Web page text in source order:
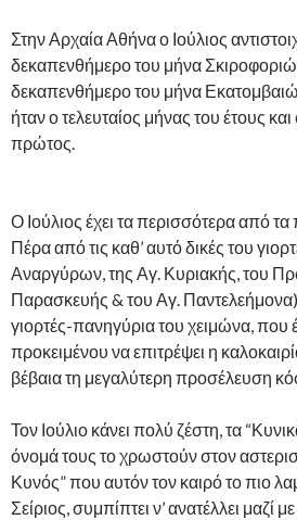
Στην Αρχαία Αθήνα ο Ιούλιος
δεκαπενθήμερο του μήνα
δεκαπενθήμερο του μήνα
ήταν ο τελευταίος μήνας του έτους
πρώτος.
Ο Ιούλιος έχει τα περισσότερα από
Πέρα από τις καθ’ αυτό δικές του
Αναργύρων, της Αγ. Κυριακής, του
Παρασκευής & του Αγ. Παντελεήμονα),
γιορτές-πανηγύρια του χειμώνα, που
προκειμένου να επιτρέψει η
βέβαια τη μεγαλύτερη προσέλευση
Τον Ιούλιο κάνει πολύ ζέστη, τα
όνομά τους το χρωστούν στον
Κυνός” που αυτόν τον καιρό το πιο
Σείριος, συμπίπτει ν’ ανατέλλει μαζί